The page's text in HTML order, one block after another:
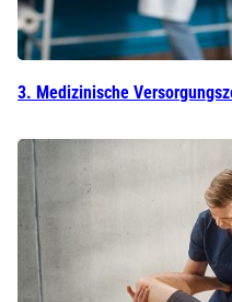
3. Medizinische